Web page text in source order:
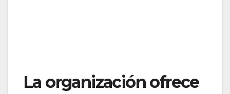
La organización ofrece